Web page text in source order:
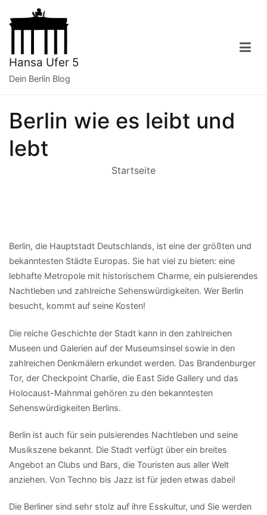
Inhalt
Hansa Ufer 5
Dein Berlin Blog
Berlin wie es leibt und
lebt
Startseite
Berlin, die Hauptstadt Deutschlands, ist eine der größten und
bekanntesten Städte Europas. Sie hat viel zu bieten: eine
lebhafte Metropole mit historischem Charme, ein pulsierendes
Nachtleben und zahlreiche Sehenswürdigkeiten. Wer Berlin
besucht, kommt auf seine Kosten!
Die reiche Geschichte der Stadt kann in den zahlreichen
Museen und Galerien auf der Museumsinsel sowie in den
zahlreichen Denkmälern erkundet werden. Das Brandenburger
Tor, der Checkpoint Charlie, die East Side Gallery und das
Holocaust-Mahnmal gehören zu den bekanntesten
Sehenswürdigkeiten Berlins.
Berlin ist auch für sein pulsierendes Nachtleben und seine
Musikszene bekannt. Die Stadt verfügt über ein breites
Angebot an Clubs und Bars, die Touristen aus aller Welt
anziehen. Von Techno bis Jazz ist für jeden etwas dabei!
Die Berliner sind sehr stolz auf ihre Esskultur, und Sie werden